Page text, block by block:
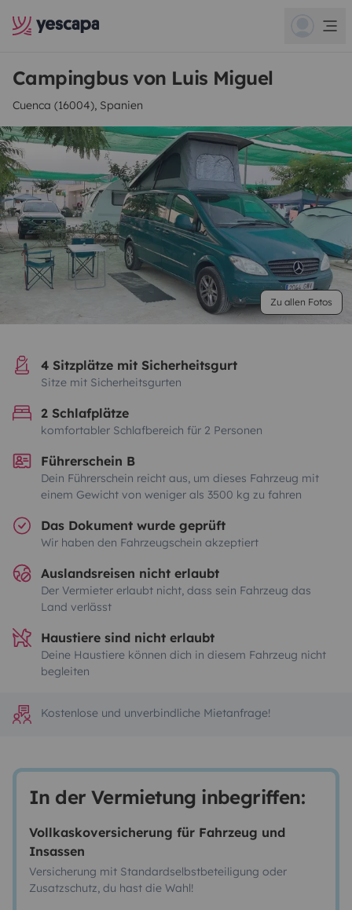
Campingbus von Luis Miguel
Cuenca (16004), Spanien
Zu allen Fotos
4 Sitzplätze mit Sicherheitsgurt
Sitze mit Sicherheitsgurten
2 Schlafplätze
komfortabler Schlafbereich für 2 Personen
Führerschein B
Dein Führerschein reicht aus, um dieses Fahrzeug mit
einem Gewicht von weniger als 3500 kg zu fahren
Das Dokument wurde geprüft
Wir haben den Fahrzeugschein akzeptiert
Auslandsreisen nicht erlaubt
Der Vermieter erlaubt nicht, dass sein Fahrzeug das
Land verlässt
Haustiere sind nicht erlaubt
Deine Haustiere können dich in diesem Fahrzeug nicht
begleiten
Kostenlose und unverbindliche Mietanfrage!
In der Vermietung inbegriffen:
Vollkaskoversicherung für Fahrzeug und
Insassen
Versicherung mit Standardselbstbeteiligung oder
Zusatzschutz, du hast die Wahl!